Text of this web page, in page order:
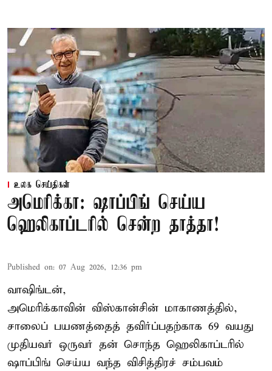
உலக செய்திகள்
அமெரிக்கா: ஷாப்பிங் செய்ய
ஹெலிகாப்டரில் சென்ற தாத்தா!
Published on: 07 Aug 2026, 12:36 pm
வாஷிங்டன்,
அமெரிக்காவின் விஸ்கான்சின் மாகாணத்தில்,
சாலைப் பயணத்தைத் தவிர்ப்பதற்காக 69 வயது
முதியவர் ஒருவர் தன் சொந்த ஹெலிகாப்டரில்
ஷாப்பிங் செய்ய வந்த விசித்திரச் சம்பவம்